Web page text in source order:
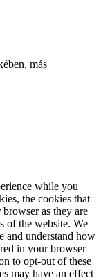
más
while you
the cookies that
browser as they are
of the website. We
and understand how
in your browser
to opt-out of these
may have an effect